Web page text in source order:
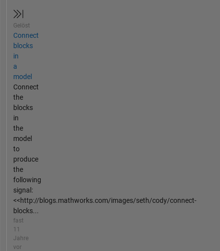
Gelöst
Connect
blocks
in
a
model
Connect
the
blocks
in
the
model
to
produce
the
following
signal:
<<http://blogs.mathworks.com/images/seth/cody/connect-
blocks...
fast
11
Jahre
vor